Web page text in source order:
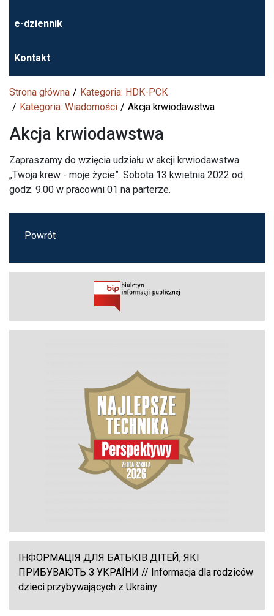
e-dziennik
Kontakt
Strona główna
Kategoria: HDK-PCK
Kategoria: Wiadomości
Akcja krwiodawstwa
Akcja krwiodawstwa
Zapraszamy do wzięcia udziału w akcji krwiodawstwa
„Twoja krew - moje życie”. Sobota 13 kwietnia 2022 od
godz. 9.00 w pracowni 01 na parterze.
Powrót
ІНФОРМАЦІЯ ДЛЯ БАТЬКІВ ДІТЕЙ, ЯКІ
ПРИБУВАЮТЬ З УКРАЇНИ // Informacja dla rodziców
dzieci przybywających z Ukrainy